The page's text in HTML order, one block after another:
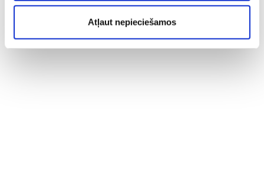
Atļaut nepieciešamos